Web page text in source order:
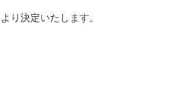
り決定いたします。